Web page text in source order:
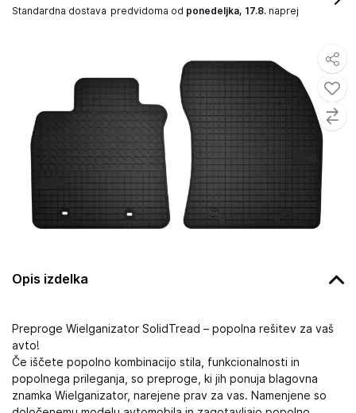
Opis izdelka
Preproge Wielganizator SolidTread – popolna rešitev za vaš
avto!
Če iščete popolno kombinacijo stila, funkcionalnosti in
popolnega prileganja, so preproge, ki jih ponuja blagovna
znamka Wielganizator, narejene prav za vas. Namenjene so
Standardna dostava predvidoma od ponedeljka, 17.8. naprej